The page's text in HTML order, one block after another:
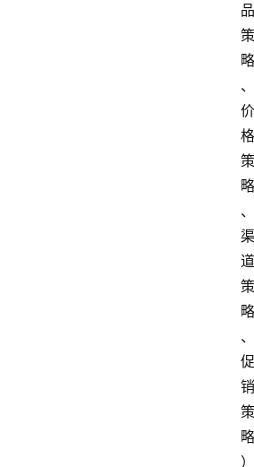
品
策
略
、
价
格
策
略
、
渠
道
策
略
、
促
销
策
略
）